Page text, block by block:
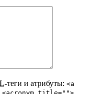
-теги и атрибуты: <a